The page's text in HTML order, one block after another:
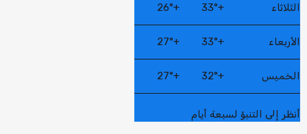
الثلاثاء +
33°
+
26°
الأربعاء +
33°
+
27°
الخميس +
32°
+
27°
أنظر إلى التنبؤ لسبعة أيام